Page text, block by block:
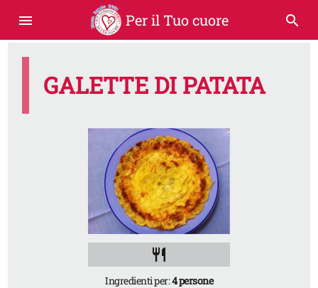
menu Per il Tuo cuore search
GALETTE DI PATATA
restaurant
Ingredienti per:4 persone